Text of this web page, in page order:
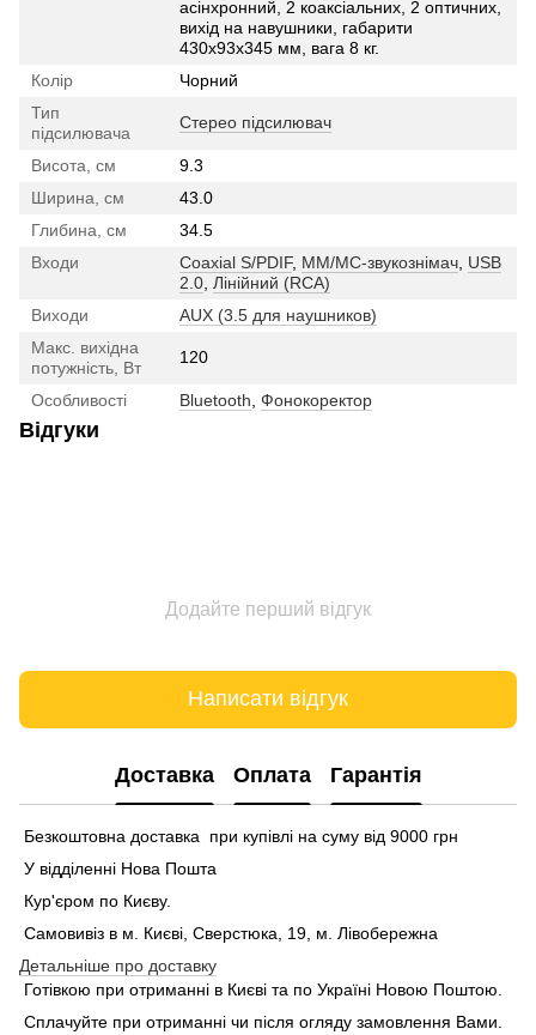
асінхронний, 2 коаксіальних, 2 оптичних,
вихід на навушники, габарити
430x93x345 мм, вага 8 кг.
Колір
Чорний
Тип
підсилювача
Стерео підсилювач
Висота, см
9.3
Ширина, см
43.0
Глибина, см
34.5
Входи
Coaxial S/PDIF, MM/MC-звукознімач USB
2.0 Лінійний (RCA)
Виходи
AUX (3.5 для наушников)
Макс. вихідна
потужність, Вт
120
Особливості Bluetooth Фонокоректор
Відгуки
Додайте перший відгук
Написати відгук
Доставка Оплата Гарантія
Безкоштовна доставка при купівлі на суму від 9000 грн
У відділенні Нова Пошта
Кур'єром по Києву.
Самовивіз в м. Києві, Сверстюка, 19, м. Лівобережна
Детальніше про доставку
Готівкою при отриманні в Києві та по Україні Новою Поштою.
Сплачуйте при отриманні чи після огляду замовлення Вами.